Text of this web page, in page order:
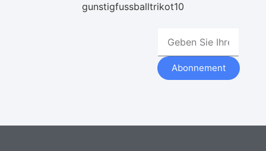
gunstigfussballtrikot10
Abonnement